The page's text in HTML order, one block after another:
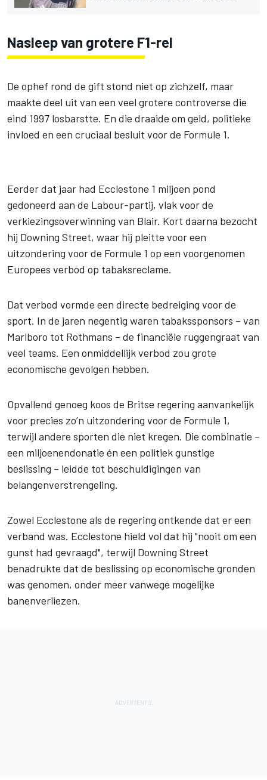
Nasleep van grotere F1-rel
De ophef rond de gift stond niet op zichzelf, maar
maakte deel uit van een veel grotere controverse die
eind 1997 losbarstte. En die draaide om geld, politieke
invloed en een cruciaal besluit voor de Formule 1.
Eerder dat jaar had Ecclestone 1 miljoen pond
gedoneerd aan de Labour-partij, vlak voor de
verkiezingsoverwinning van Blair. Kort daarna bezocht
hij Downing Street, waar hij pleitte voor een
uitzondering voor de Formule 1 op een voorgenomen
Europees verbod op tabaksreclame.
Dat verbod vormde een directe bedreiging voor de
sport. In de jaren negentig waren tabakssponsors – van
Marlboro tot Rothmans – de financiële ruggengraat van
veel teams. Een onmiddellijk verbod zou grote
economische gevolgen hebben.
Opvallend genoeg koos de Britse regering aanvankelijk
voor precies zo’n uitzondering voor de Formule 1,
terwijl andere sporten die niet kregen. Die combinatie –
een miljoenendonatie én een politiek gunstige
beslissing – leidde tot beschuldigingen van
belangenverstrengeling.
Zowel Ecclestone als de regering ontkende dat er een
verband was. Ecclestone hield vol dat hij "nooit om een
gunst had gevraagd", terwijl Downing Street
benadrukte dat de beslissing op economische gronden
was genomen, onder meer vanwege mogelijke
banenverliezen.